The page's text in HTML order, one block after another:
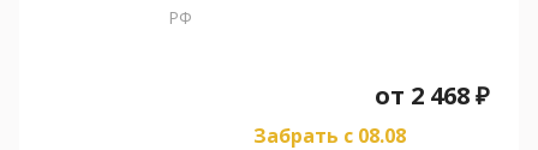
РФ
от 2 468₽
Забрать c 08.08